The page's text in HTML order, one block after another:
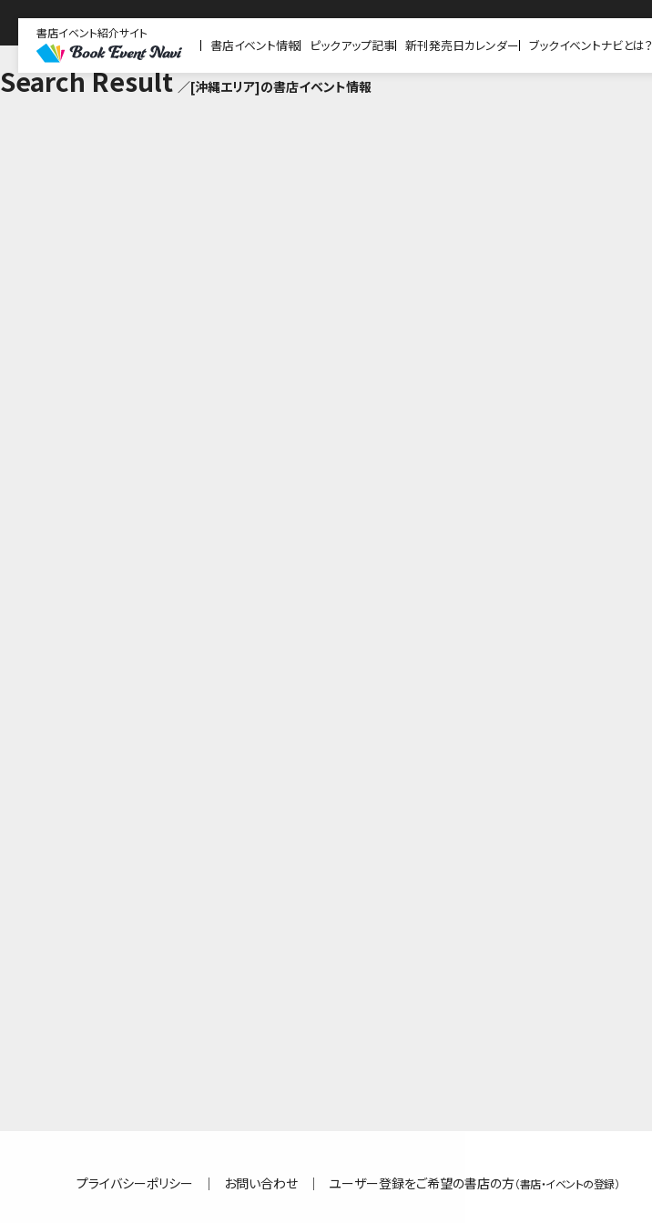
書店イベント紹介サイト
書店イベント情報 ピックアップ記事 新刊発売日カレンダー ブックイベントナビとは？
Search Result ／[沖縄エリア]の書店イベント情報
プライバシーポリシー ｜ お問い合わせ ｜ ユーザー登録をご希望の書店の方（書店・イベントの登録）